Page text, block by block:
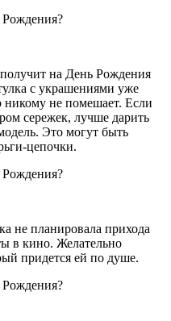
на День Рождения
с украшениями уже
никому не помешает. Если
сережек, лучше дарить
Это могут быть
цепочки.
не планировала прихода
в кино. Желательно
придется ей по душе.